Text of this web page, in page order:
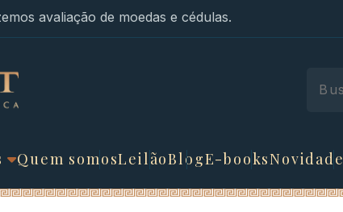
avaliação de moedas e cédulas.
Quem somosLeilãoBlogE-books